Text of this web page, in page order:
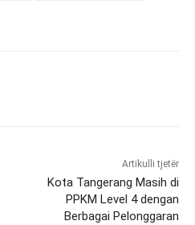
Artikulli tjetër
Kota Tangerang Masih di
PPKM Level 4 dengan
Berbagai Pelonggaran